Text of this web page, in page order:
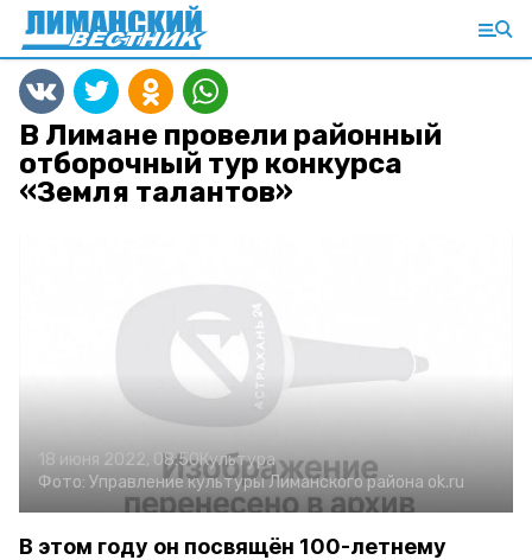
В Лимане провели районный
отборочный тур конкурса
«Земля талантов»
18 июня 2022, 08:50Культура
Фото: Управление культуры Лиманского района ok.ru
В этом году он посвящён 100-летнему